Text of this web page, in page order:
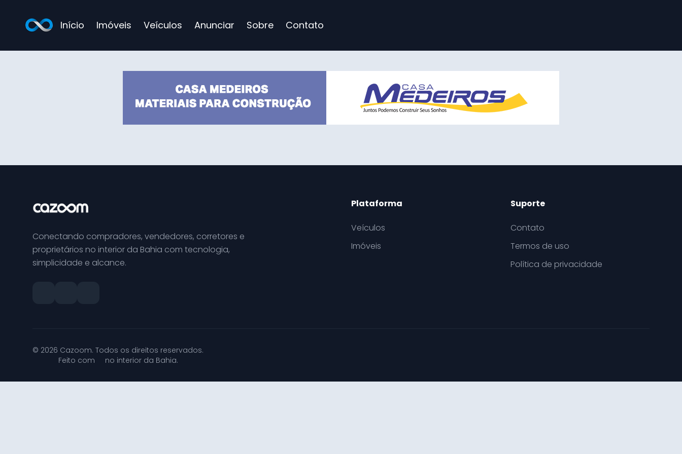
Início Imóveis Veículos Anunciar Sobre Contato
Conectando compradores, vendedores, corretores e
proprietários no interior da Bahia com tecnologia,
simplicidade e alcance.
Plataforma
Veículos
Imóveis
Suporte
Contato
Termos de uso
Política de privacidade
© 2026 Cazoom. Todos os direitos reservados.
Feito com
no interior da Bahia.